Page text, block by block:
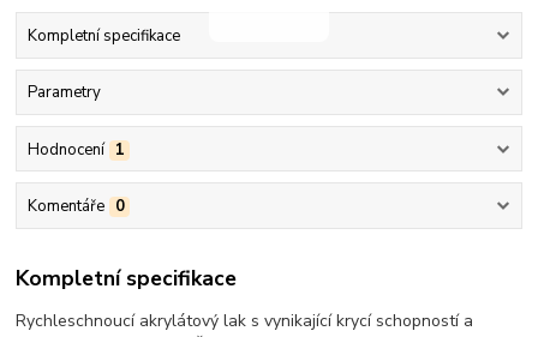
Kompletní specifikace
Parametry
Hodnocení 1
Komentáře 0
Kompletní specifikace
Rychleschnoucí akrylátový lak s vynikající krycí schopností a